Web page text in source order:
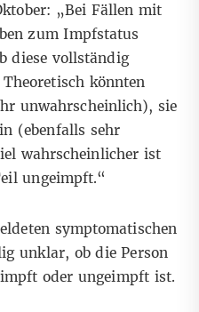
„Bei Fällen mit
zum Impfstatus
diese vollständig
könnten
unwahrscheinlich), sie
(ebenfalls sehr
wahrscheinlicher ist
ungeimpft.“
symptomatischen
unklar, ob die Person
oder ungeimpft ist.